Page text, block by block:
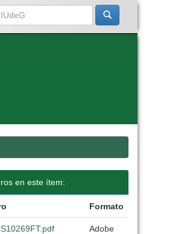
en este ítem:
Formato
Adobe